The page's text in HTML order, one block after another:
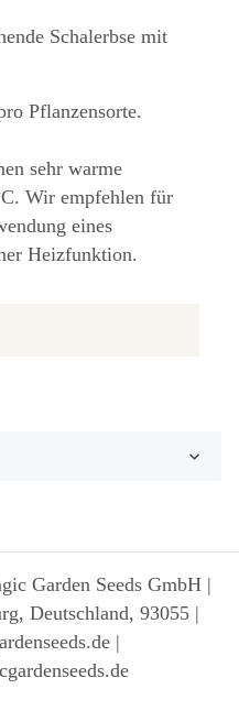
Schalerbse mit
Pflanzensorte.
sehr warme
Wir empfehlen für
eines
Heizfunktion.
Garden Seeds GmbH |
Deutschland, 93055 |
|